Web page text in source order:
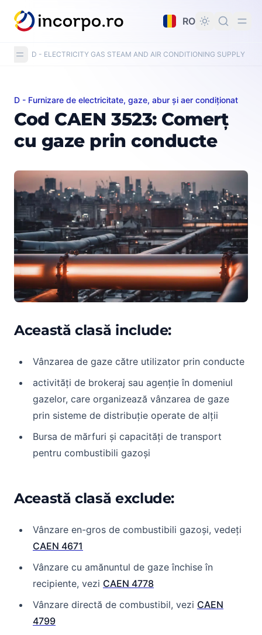
principal
RO
D - ELECTRICITY GAS STEAM AND AIR CONDITIONING SUPPLY
Cod CAEN 3523: Comerț cu gaze prin conducte
D - Furnizare de electricitate, gaze, abur și aer condiționat
Cod CAEN 3523: Comerț
cu gaze prin conducte
Această clasă include:
Vânzarea de gaze către utilizator prin conducte
activități de brokeraj sau agenție în domeniul
gazelor, care organizează vânzarea de gaze
prin sisteme de distribuție operate de alții
Bursa de mărfuri și capacități de transport
pentru combustibili gazoși
Această clasă exclude:
Vânzare en-gros de combustibili gazoși, vedeți
CAEN 4671
Vânzare cu amănuntul de gaze închise în
recipiente, vezi CAEN 4778
Vânzare directă de combustibil, vezi CAEN
4799